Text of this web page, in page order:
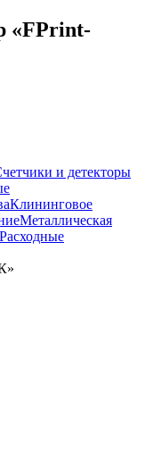
«FPrint-
и детекторы
Клининговое
Металлическая
Расходные